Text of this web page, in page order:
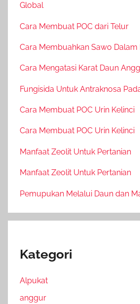
Global
Cara Membuat POC dari Telur
Cara Membuahkan Sawo Dalam
Cara Mengatasi Karat Daun
Fungisida Untuk Antraknosa
Cara Membuat POC Urin Kelinci
Cara Membuat POC Urin Kelinci
Manfaat Zeolit Untuk Pertanian
Manfaat Zeolit Untuk Pertanian
Pemupukan Melalui Daun dan
Kategori
Alpukat
anggur